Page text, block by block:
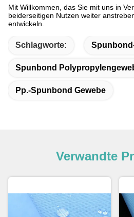
Mit Willkommen, das Sie mit uns in
beiderseitigen Nutzen weiter
entwickeln.
Schlagworte:
Spunbond
Pp.-Spunbond Gewebe
Verwandte